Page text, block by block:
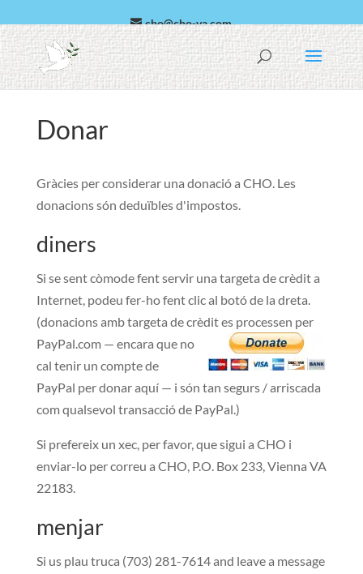
cho@cho-va.com
àrab
espanyol
Donar
Gràcies per considerar una donació a CHO. Les
donacions són deduïbles d'impostos.
diners
Si se sent còmode fent servir una targeta de crèdit a
Internet, podeu fer-ho fent clic al botó de la dreta.
(donacions amb targeta de crèdit es processen per
PayPal.com — encara que no
cal tenir un compte de
PayPal per donar aquí — i són tan segurs / arriscada
com qualsevol transacció de PayPal.)
Si prefereix un xec, per favor, que sigui a CHO i
enviar-lo per correu a CHO, P.O. Box 233, Vienna VA
22183.
menjar
Si us plau truca (703) 281-7614 and leave a message